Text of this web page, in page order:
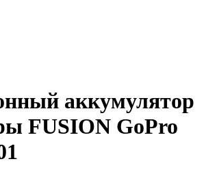
аккумулятор
FUSION GoPro